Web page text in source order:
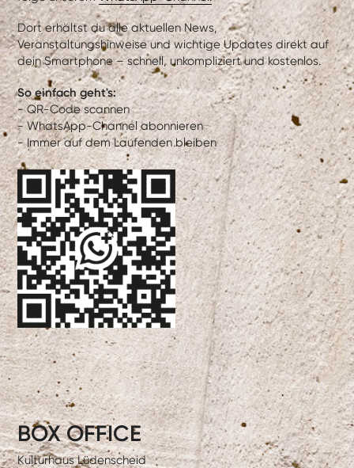
Dort erhältst du alle aktuellen News,
Veranstaltungshinweise und wichtige Updates direkt auf
dein Smartphone – schnell, unkompliziert und kostenlos.
So einfach geht's:
- QR-Code scannen
- WhatsApp-Channel abonnieren
- Immer auf dem Laufenden bleiben
BOX OFFICE
Kulturhaus Lüdenscheid